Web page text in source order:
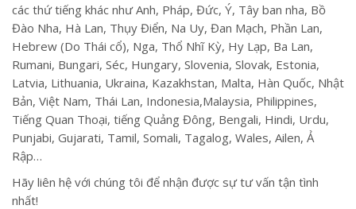
các thứ tiếng khác như Anh, Pháp, Đức, Ý, Tây ban nha, Bồ
Đào Nha, Hà Lan, Thụy Điển, Na Uy, Đan Mạch, Phần Lan,
Hebrew (Do Thái cổ), Nga, Thổ Nhĩ Kỳ, Hy Lạp, Ba Lan,
Rumani, Bungari, Séc, Hungary, Slovenia, Slovak, Estonia,
Latvia, Lithuania, Ukraina, Kazakhstan, Malta, Hàn Quốc, Nhật
Bản, Việt Nam, Thái Lan, Indonesia,Malaysia, Philippines,
Tiếng Quan Thoại, tiếng Quảng Đông, Bengali, Hindi, Urdu,
Punjabi, Gujarati, Tamil, Somali, Tagalog, Wales, Ailen, Ả
Rập…
Hãy liên hệ với chúng tôi để nhận được sự tư vấn tận tình
nhất!